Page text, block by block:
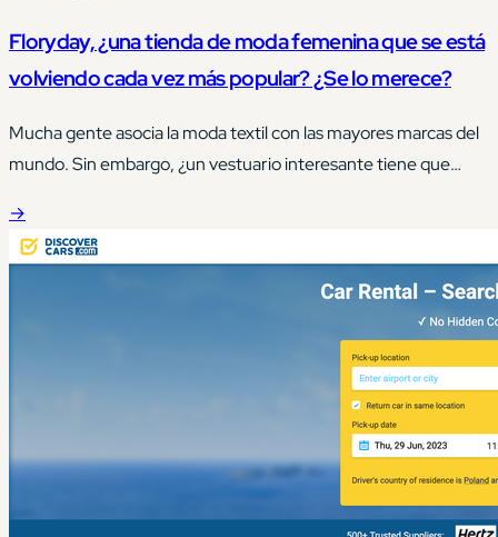
Floryday, ¿una tienda de moda femenina que se está
volviendo cada vez más popular? ¿Se lo merece?
Mucha gente asocia la moda textil con las mayores marcas del
mundo. Sin embargo, ¿un vestuario interesante tiene que
→